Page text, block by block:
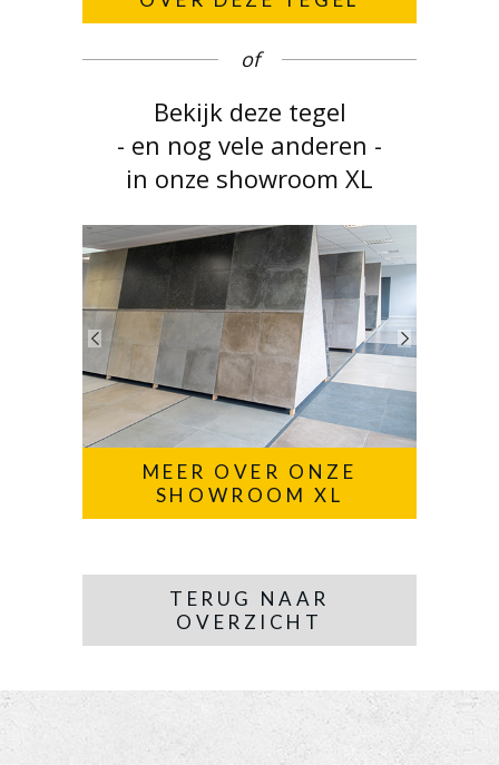
of
Bekijk deze tegel
- en nog vele anderen -
in onze showroom XL
MEER OVER ONZE
SHOWROOM XL
TERUG NAAR
OVERZICHT